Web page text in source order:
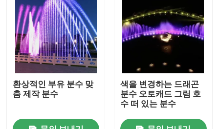
견적 요청
분수를 표류시키기
호수 분수
음악 분수
환상적인 부유 분수 맞
춤 제작 분수
색을 변경하는 드래곤
분수 오토캐드 그림 호
수 떠 있는 분수